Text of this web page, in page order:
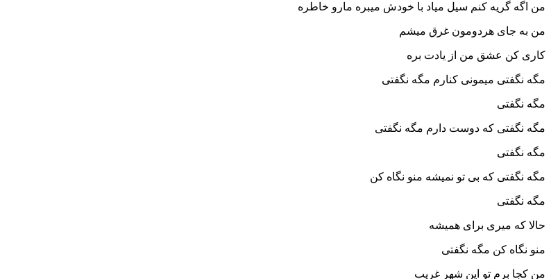
من اگه گریه کنم سیل میاد با خودش میبره مارو خاطره
من به جای هردومون غرق میشم
کاری کن عشق من از یادت بره
مگه نگفتی میمونی کنارم مگه نگفتی
مگه نگفتی
مگه نگفتی که دوست دارم مگه نگفتی
مگه نگفتی
مگه نگفتی که بی تو نمیشه منو نگاه کن
مگه نگفتی
حالا که میری برای همیشه
منو نگاه کن مگه نگفتی
من کجا برم تو این شهر غریب